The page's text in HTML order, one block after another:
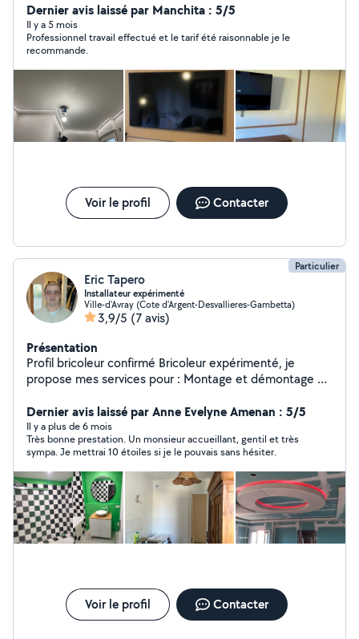
Dernier avis laissé par Manchita : 5/5
Il y a 5 mois
Professionnel travail effectué et le tarif été raisonnable je le
recommande.
Voir le profil Contacter
Particulier
Eric Tapero
Installateur expérimenté
Ville-d'Avray (Cote d'Argent-Desvallieres-Gambetta)
3,9/5 (7 avis)
Présentation
Profil bricoleur confirmé Bricoleur expérimenté, je
propose mes services pour : Montage et démontage de
Réparations simples Travail propre et efficace, matériel
fourni si besoin. Disponible en semaine et week-end.
Dernier avis laissé par Anne Evelyne Amenan : 5/5
Il y a plus de 6 mois
Très bonne prestation. Un monsieur accueillant, gentil et très
sympa. Je mettrai 10 étoiles si je le pouvais sans hésiter.
Voir le profil Contacter